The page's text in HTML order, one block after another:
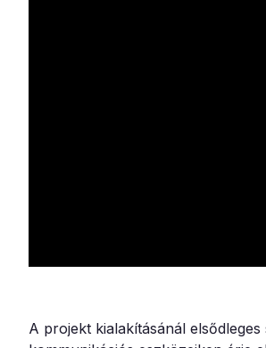
A projekt kialakításánál